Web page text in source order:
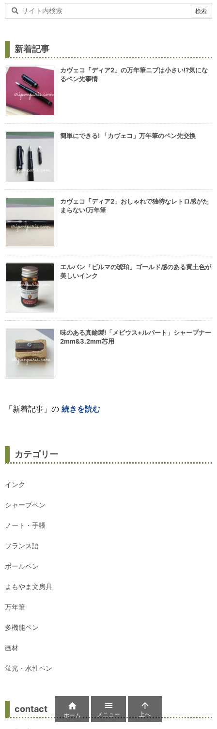
新着記事
カヴェコ「ディア2」の万年筆ニブは小さい!?気にな
るペン先事情
簡単にできる! 「カヴェコ」万年筆のペン先交換
カヴェコ「ディア2」おしゃれで独特なレトロ感がた
まらない!万年筆
エルバン「ビルマの琥珀」ゴールド感のある黄土色が
美しいインク
味のある真鍮製!「メビウス+ルパート」シャープナー
2mm&3.2mm芯用
「新着記事」の 続きを読む
カテゴリー
インク
シャープペン
ノート・手帳
フランス語
ボールペン
よもやま文房具
万年筆
多機能ペン
画材
蛍光・水性ペン
contact 
ホーム

メニュー

上へ